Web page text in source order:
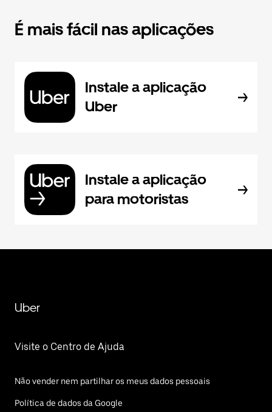
É mais fácil nas aplicações
Instale a aplicação
Uber
Instale a aplicação
para motoristas
Uber
Visite o Centro de Ajuda
Não vender nem partilhar os meus dados pessoais
Política de dados da Google